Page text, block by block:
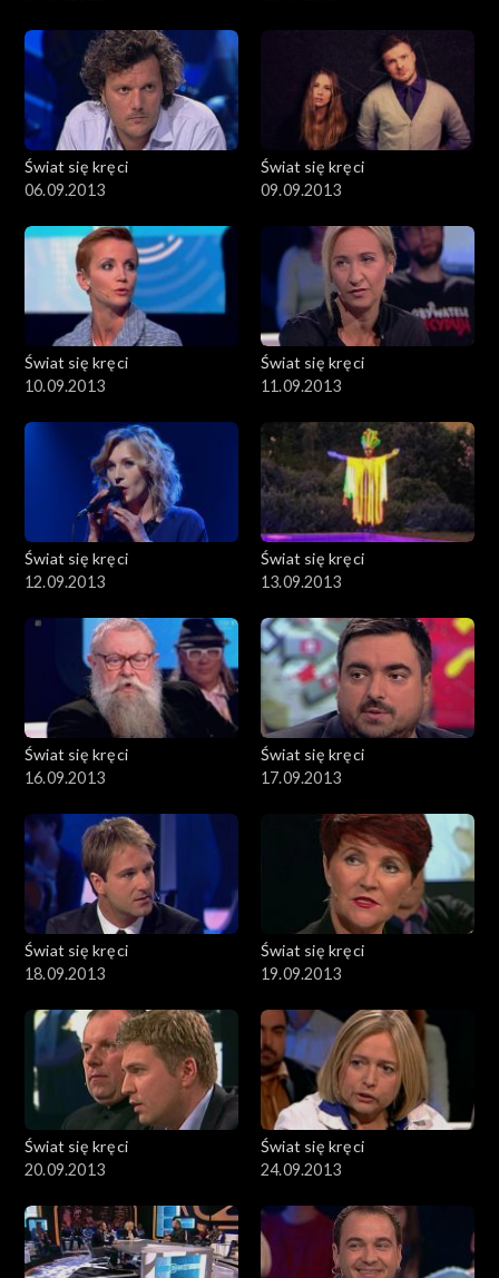
Świat się kręci
06.09.2013
Świat się kręci
09.09.2013
Świat się kręci
10.09.2013
Świat się kręci
11.09.2013
Świat się kręci
12.09.2013
Świat się kręci
13.09.2013
Świat się kręci
16.09.2013
Świat się kręci
17.09.2013
Świat się kręci
18.09.2013
Świat się kręci
19.09.2013
Świat się kręci
20.09.2013
Świat się kręci
24.09.2013